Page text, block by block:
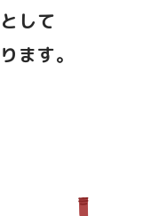
して
ます。